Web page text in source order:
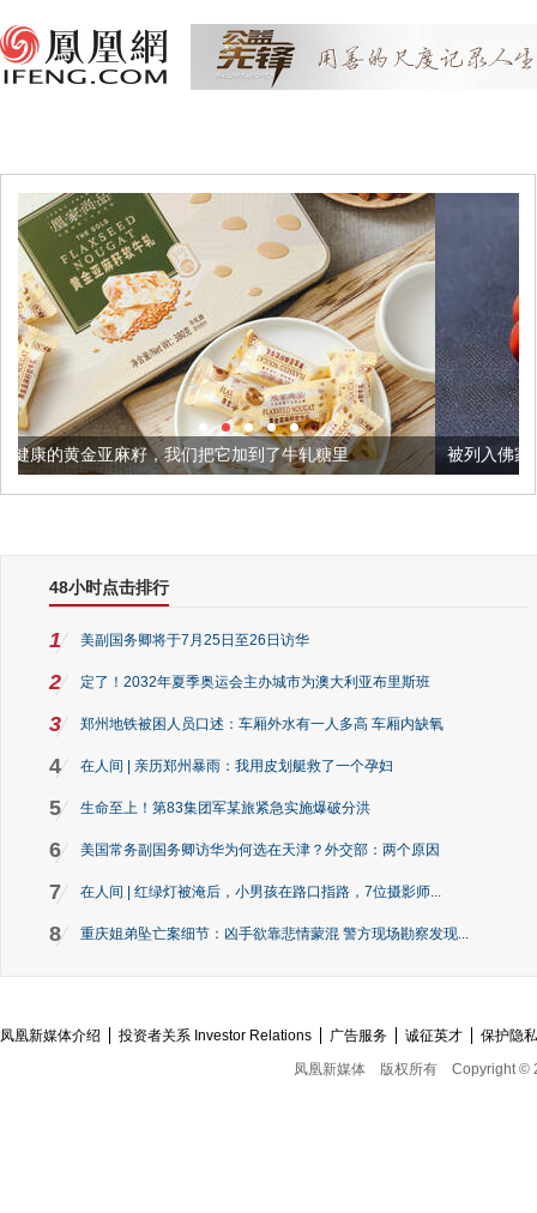
们把它加到了牛轧糖里 被列入佛家七宝的它到底有多美
48小时点击排行
1 美副国务卿将于7月25日至26日访华
2 定了！2032年夏季奥运会主办城市为澳大利亚布里斯班
3 郑州地铁被困人员口述：车厢外水有一人多高 车厢内缺氧
4 在人间 | 亲历郑州暴雨：我用皮划艇救了一个孕妇
5 生命至上！第83集团军某旅紧急实施爆破分洪
6 美国常务副国务卿访华为何选在天津？外交部：两个原因
7 在人间 | 红绿灯被淹后，小男孩在路口指路，7位摄影师...
8 重庆姐弟坠亡案细节：凶手欲靠悲情蒙混 警方现场勘察发现...
凤凰新媒体介绍 投资者关系 Investor Relations 广告服务 诚征英才
保护隐
凤凰新媒体
版权所有 Copyright ©